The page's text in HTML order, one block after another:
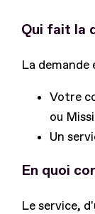
Qui fait la
La
Votre
ou
Un
En quoi
Le service,